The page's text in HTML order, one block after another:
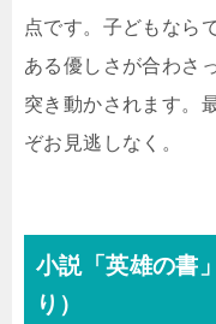
点です。子どもなら
ある優しさが合わさ
突き動かされます。
ぞお見逃しなく。
小説「英雄の書
り）